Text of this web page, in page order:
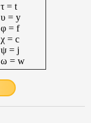
τ = t
υ = y
φ = f
χ = c
ψ = j
ω = w